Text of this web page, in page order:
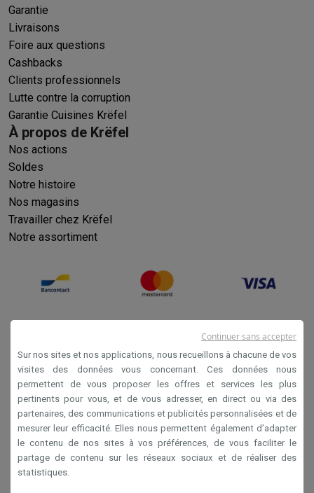
Garantie
Livraisons
Foire aux questions
Cashbacks
Clients professionnels
Lutte contre la corruption
Garantie Cuisines Krëfel
À propos de Krëfel
Nos actions
Soldes
Notre histoire
Nos magasins
Travailler chez Krëfel
Notre assortiment
Conditions générales de vente
Privacy
Disclaimer
Cookies
Sur nos sites et nos applications, nous recueillons à chacune de vos
visites des données vous concernant. Ces données nous
permettent de vous proposer les offres et services les plus
pertinents pour vous, et de vous adresser, en direct ou via des
partenaires, des communications et publicités personnalisées et de
mesurer leur efficacité. Elles nous permettent également d’adapter
le contenu de nos sites à vos préférences, de vous faciliter le
partage de contenu sur les réseaux sociaux et de réaliser des
statistiques.
Continuer sans accepter